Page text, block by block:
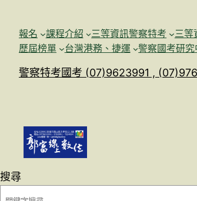
報名 課程介紹 三等資訊警察特考 三等
歷屆榜單
台灣港務、捷運 警察國考研究
警察特考國考 (07)9623991 ,
搜尋